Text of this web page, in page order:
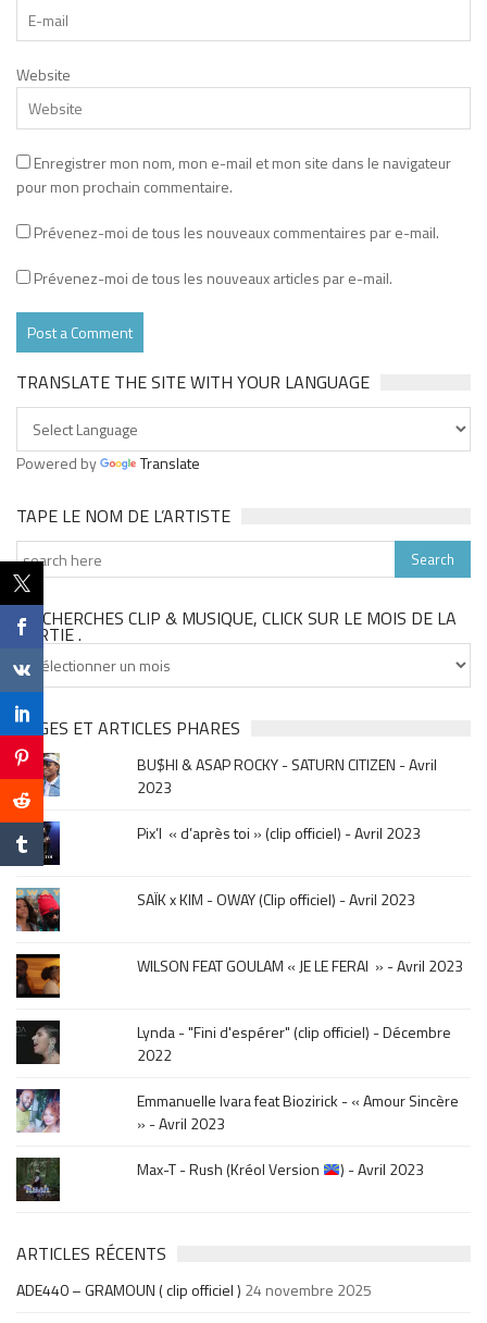
Website
Enregistrer mon nom, mon e-mail et mon site dans le navigateur
pour mon prochain commentaire.
Prévenez-moi de tous les nouveaux commentaires par e-mail.
Prévenez-moi de tous les nouveaux articles par e-mail.
TRANSLATE THE SITE WITH YOUR LANGUAGE
Powered by Translate
TAPE LE NOM DE L’ARTISTE
TU CHERCHES CLIP & MUSIQUE, CLICK SUR LE MOIS DE LA
SORTIE .
cherches
clip
&
musique,
click
sur
le
mois
de
la
sortie
PAGES ET ARTICLES PHARES
BU$HI & ASAP ROCKY - SATURN CITIZEN - Avril
2023
Pix’l « d’après toi » (clip officiel) - Avril 2023
SAÏK x KIM - OWAY (Clip officiel) - Avril 2023
WILSON FEAT GOULAM « JE LE FERAI » - Avril 2023
Lynda - "Fini d'espérer" (clip officiel) - Décembre
2022
Emmanuelle Ivara feat Biozirick - « Amour Sincère
» - Avril 2023
Max-T - Rush (Kréol Version
) - Avril 2023
ARTICLES RÉCENTS
ADE440 – GRAMOUN ( clip officiel ) 24 novembre 2025